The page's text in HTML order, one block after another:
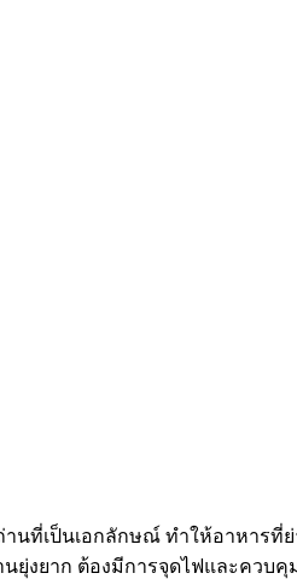
นที่เป็นเอกลักษณ์ ทำให้อาหารที่ย่
ยุ่งยาก ต้องมีการจุดไฟและควบ